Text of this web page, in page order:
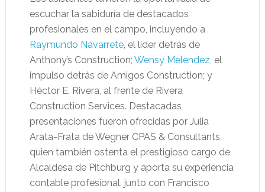
escuchar la sabiduría de destacados
profesionales en el campo, incluyendo a
Raymundo Navarrete, el líder detrás de
Anthony’s Construction; Wensy Melendez, el
impulso detrás de Amigos Construction; y
Héctor E. Rivera, al frente de Rivera
Construction Services. Destacadas
presentaciones fueron ofrecidas por Julia
Arata-Frata de Wegner CPAS & Consultants,
quien también ostenta el prestigioso cargo de
Alcaldesa de Pitchburg y aporta su experiencia
contable profesional, junto con Francisco